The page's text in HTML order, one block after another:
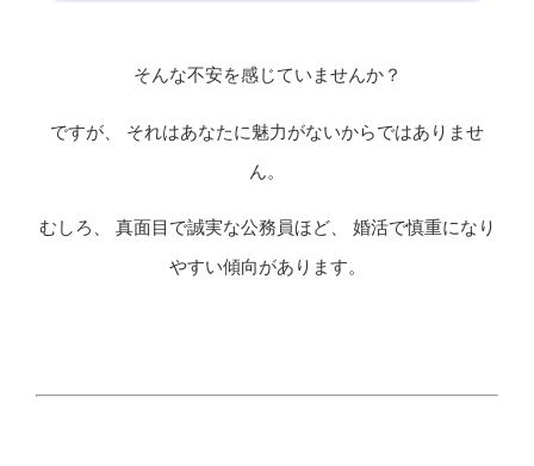
そんな不安を感じていませんか？
ですが、 それはあなたに魅力がないからではありませ
ん。
むしろ、 真面目で誠実な公務員ほど、 婚活で慎重になり
やすい傾向があります。